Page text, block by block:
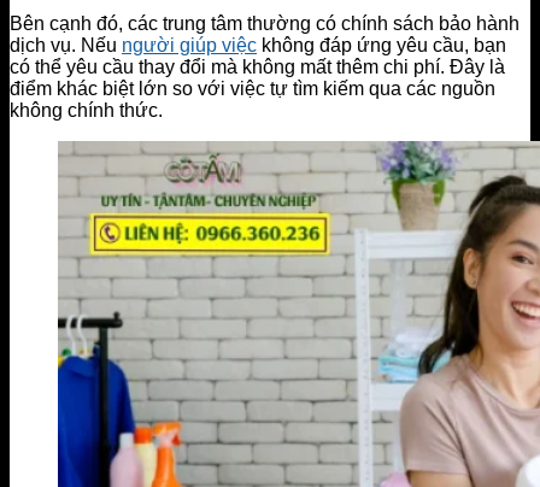
Bên cạnh đó, các trung tâm thường có chính sách bảo hành
dịch vụ. Nếu người giúp việc không đáp ứng yêu cầu, bạn
có thể yêu cầu thay đổi mà không mất thêm chi phí. Đây là
điểm khác biệt lớn so với việc tự tìm kiếm qua các nguồn
không chính thức.